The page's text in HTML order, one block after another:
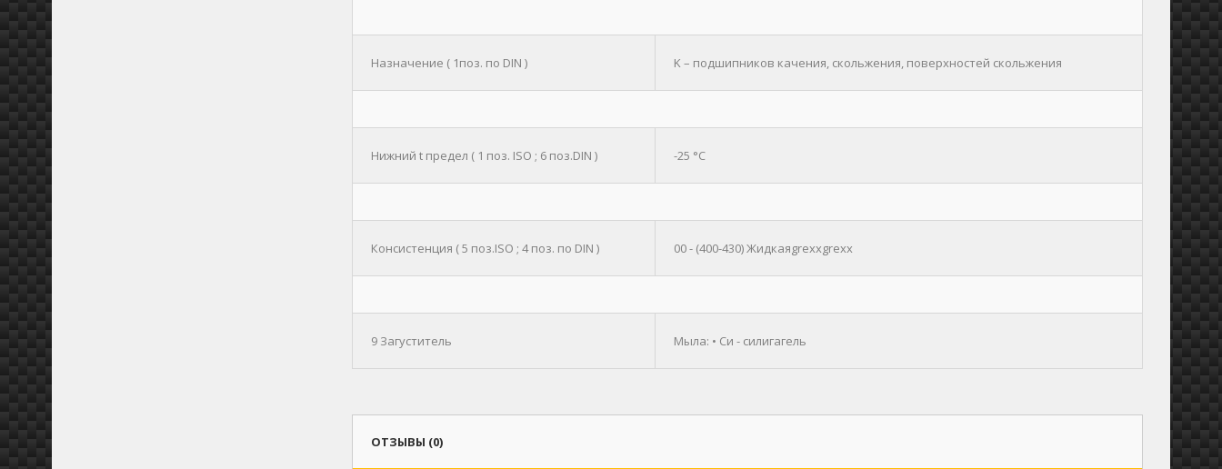
Назначение ( 1поз. по DIN ) K – подшипников качения, скольжения, поверхностей скольжения
Нижний t предел ( 1 поз. ISO ; 6 поз.DIN ) -25 °C
Консистенция ( 5 поз.ISO ; 4 поз. по DIN ) 00 - (400-430) Жидкаяgrexxgrexx
9 Загуститель Мыла: • Си - силигагель
ОТЗЫВЫ (0)